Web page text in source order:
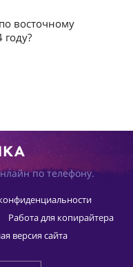
восточному
по телефону.
Работа для копирайтера
версия сайта